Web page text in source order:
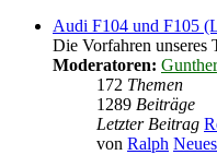
Audi F104 und F105
Die Vorfahren unseres
Moderatoren: Gunther
172 Themen
1289 Beiträge
Letzter Beitrag
von Ralph